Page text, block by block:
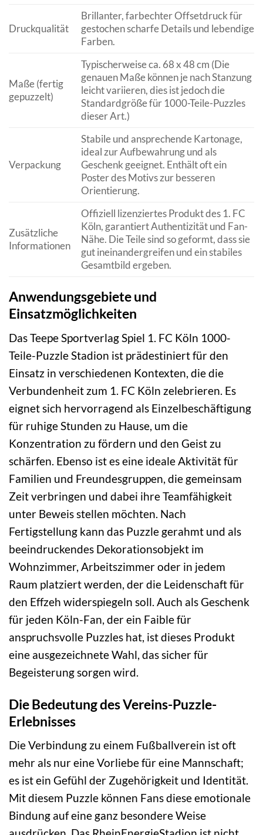
Druckqualität
Brillanter, farbechter Offsetdruck für
gestochen scharfe Details und lebendige
Farben.
Maße (fertig
gepuzzelt)
Typischerweise ca. 68 x 48 cm (Die
genauen Maße können je nach Stanzung
leicht variieren, dies ist jedoch die
Standardgröße für 1000-Teile-Puzzles
dieser Art.)
Verpackung
Stabile und ansprechende Kartonage,
ideal zur Aufbewahrung und als
Geschenk geeignet. Enthält oft ein
Poster des Motivs zur besseren
Orientierung.
Zusätzliche
Informationen
Offiziell lizenziertes Produkt des 1. FC
Köln, garantiert Authentizität und Fan-
Nähe. Die Teile sind so geformt, dass sie
gut ineinandergreifen und ein stabiles
Gesamtbild ergeben.
Anwendungsgebiete und
Einsatzmöglichkeiten
Das Teepe Sportverlag Spiel 1. FC Köln 1000-
Teile-Puzzle Stadion ist prädestiniert für den
Einsatz in verschiedenen Kontexten, die die
Verbundenheit zum 1. FC Köln zelebrieren. Es
eignet sich hervorragend als Einzelbeschäftigung
für ruhige Stunden zu Hause, um die
Konzentration zu fördern und den Geist zu
schärfen. Ebenso ist es eine ideale Aktivität für
Familien und Freundesgruppen, die gemeinsam
Zeit verbringen und dabei ihre Teamfähigkeit
unter Beweis stellen möchten. Nach
Fertigstellung kann das Puzzle gerahmt und als
beeindruckendes Dekorationsobjekt im
Wohnzimmer, Arbeitszimmer oder in jedem
Raum platziert werden, der die Leidenschaft für
den Effzeh widerspiegeln soll. Auch als Geschenk
für jeden Köln-Fan, der ein Faible für
anspruchsvolle Puzzles hat, ist dieses Produkt
eine ausgezeichnete Wahl, das sicher für
Begeisterung sorgen wird.
Die Bedeutung des Vereins-Puzzle-
Erlebnisses
Die Verbindung zu einem Fußballverein ist oft
mehr als nur eine Vorliebe für eine Mannschaft;
es ist ein Gefühl der Zugehörigkeit und Identität.
Mit diesem Puzzle können Fans diese emotionale
Bindung auf eine ganz besondere Weise